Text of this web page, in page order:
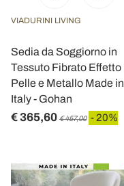
VIADURINI LIVING
Sedia da Soggiorno in
Tessuto Fibrato Effetto
Pelle e Metallo Made in
Italy - Gohan
€ 365,60 € 457,00 - 20%